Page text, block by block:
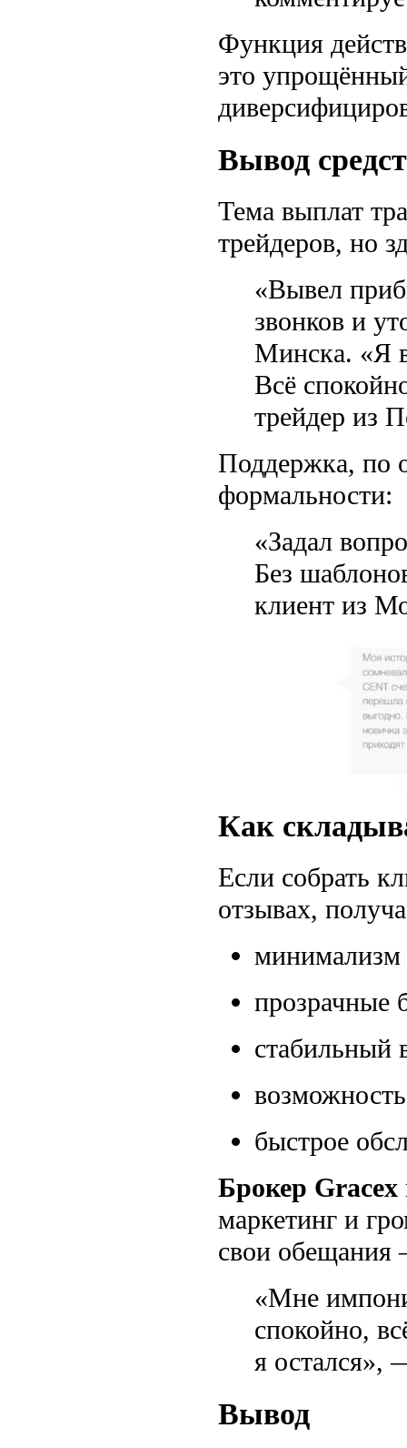
Функция
это
Вывод
Тема выплат
трейдеров, но
«Вывел
звонков и
Минска. «Я
Всё
трейдер из
Поддержка, по
формальности:
«Задал
Без
клиент из
Как
Если собрать
отзывах,
минимализм
прозрачные
стабильный
быстрое
Брокер Gracex
маркетинг и
свои обещания
«Мне
спокойно,
я остался»,
Вывод